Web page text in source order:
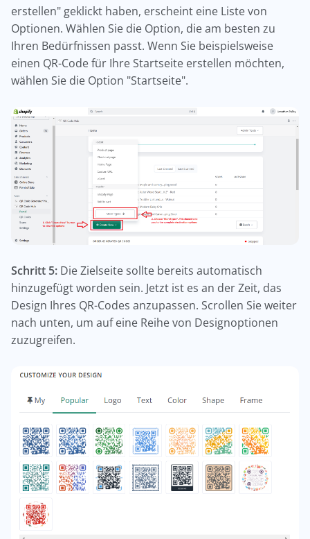
erstellen" geklickt haben, erscheint eine Liste von
Optionen. Wählen Sie die Option, die am besten zu
Ihren Bedürfnissen passt. Wenn Sie beispielsweise
einen QR-Code für Ihre Startseite erstellen möchten,
wählen Sie die Option "Startseite".
Schritt 5: Die Zielseite sollte bereits automatisch
hinzugefügt worden sein. Jetzt ist es an der Zeit, das
Design Ihres QR-Codes anzupassen. Scrollen Sie weiter
nach unten, um auf eine Reihe von Designoptionen
zuzugreifen.